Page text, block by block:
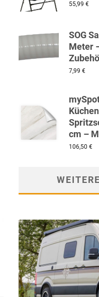
55,99 €
SOG
Meter
7,99 €
cm –
106,50 €